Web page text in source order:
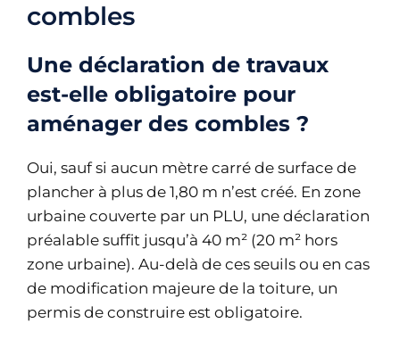
combles
Une déclaration de travaux
est-elle obligatoire pour
aménager des combles ?
Oui, sauf si aucun mètre carré de surface de
plancher à plus de 1,80 m n’est créé. En zone
urbaine couverte par un PLU, une déclaration
préalable suffit jusqu’à 40 m² (20 m² hors
zone urbaine). Au-delà de ces seuils ou en cas
de modification majeure de la toiture, un
permis de construire est obligatoire.